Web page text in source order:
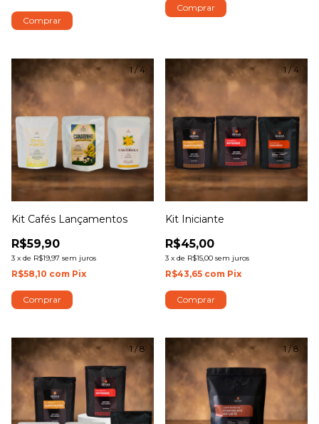
Comprar
Comprar
1/4
Kit Cafés Lançamentos
R$59,90
3 x de R$19,97 sem juros
R$58,10 com Pix
Comprar
1/4
Kit Iniciante
R$45,00
3 x de R$15,00 sem juros
R$43,65 com Pix
Comprar
1/8 1/8